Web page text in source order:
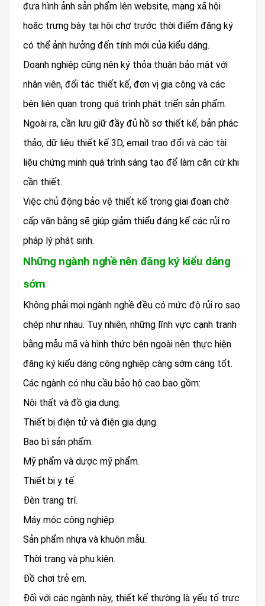
đưa hình ảnh sản phẩm lên website, mạng xã hội
hoặc trưng bày tại hội chợ trước thời điểm đăng ký
có thể ảnh hưởng đến tính mới của kiểu dáng.
Doanh nghiệp cũng nên ký thỏa thuận bảo mật với
nhân viên, đối tác thiết kế, đơn vị gia công và các
bên liên quan trong quá trình phát triển sản phẩm.
Ngoài ra, cần lưu giữ đầy đủ hồ sơ thiết kế, bản phác
thảo, dữ liệu thiết kế 3D, email trao đổi và các tài
liệu chứng minh quá trình sáng tạo để làm căn cứ khi
cần thiết.
Việc chủ động bảo vệ thiết kế trong giai đoạn chờ
cấp văn bằng sẽ giúp giảm thiểu đáng kể các rủi ro
pháp lý phát sinh.
Những ngành nghề nên đăng ký kiểu dáng
sớm
Không phải mọi ngành nghề đều có mức độ rủi ro sao
chép như nhau. Tuy nhiên, những lĩnh vực cạnh tranh
bằng mẫu mã và hình thức bên ngoài nên thực hiện
đăng ký kiểu dáng công nghiệp càng sớm càng tốt.
Các ngành có nhu cầu bảo hộ cao bao gồm:
Nội thất và đồ gia dụng.
Thiết bị điện tử và điện gia dụng.
Bao bì sản phẩm.
Mỹ phẩm và dược mỹ phẩm.
Thiết bị y tế.
Đèn trang trí.
Máy móc công nghiệp.
Sản phẩm nhựa và khuôn mẫu.
Thời trang và phụ kiện.
Đồ chơi trẻ em.
Đối với các ngành này, thiết kế thường là yếu tố trực